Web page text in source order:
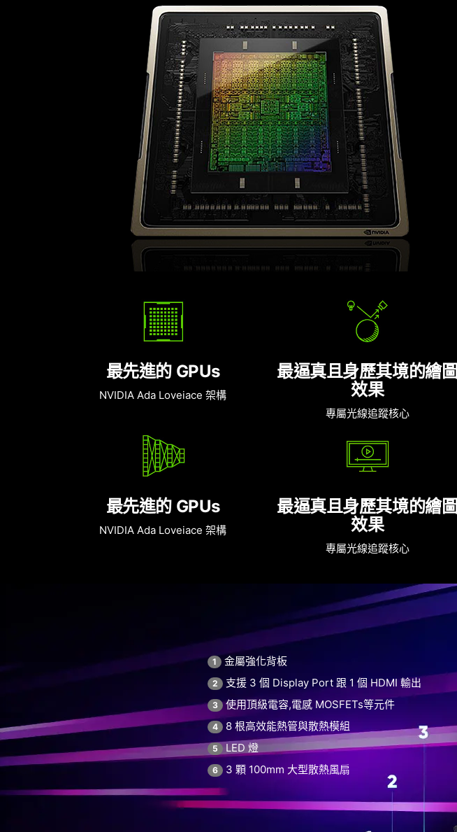
最先進的 GPUs
NVIDIA Ada Loveiace 架構
最逼真且身歷其境的繪圖
效果
專屬光線追蹤核心
最先進的 GPUs
NVIDIA Ada Loveiace 架構
最逼真且身歷其境的繪圖
效果
專屬光線追蹤核心
1 金屬強化背板
2 支援 3 個 Display Port 跟 1 個 HDMI 輸出
3 使用頂級電容,電感 MOSFETs等元件
4 8 根高效能熱管與散熱模組
5 LED 燈
6 3 顆 100mm 大型散熱風扇